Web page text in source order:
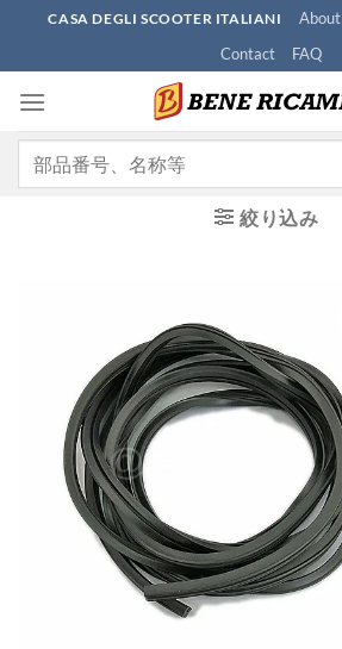
content
CASA DEGLI SCOOTER ITALIANI About
Contact
FAQ
絞り込み